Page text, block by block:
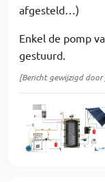
afgesteld…)
Enkel de pomp
gestuurd.
[Bericht gewijzigd door